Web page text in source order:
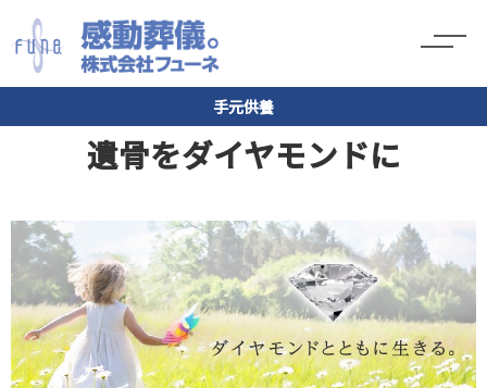
手元供養
遺骨をダイヤモンドに